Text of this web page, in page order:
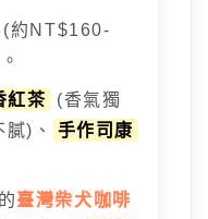
(約NT$160-
紅茶
(香氣獨
)、
手作司康
臺灣柴犬咖啡